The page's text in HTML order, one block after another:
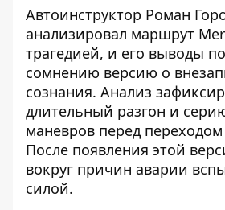
Автоинструктор Роман
анализировал маршрут
трагедией, и его выводы
сомнению версию о
сознания. Анализ
длительный разгон и
маневров перед
После появления этой
вокруг причин аварии
силой.